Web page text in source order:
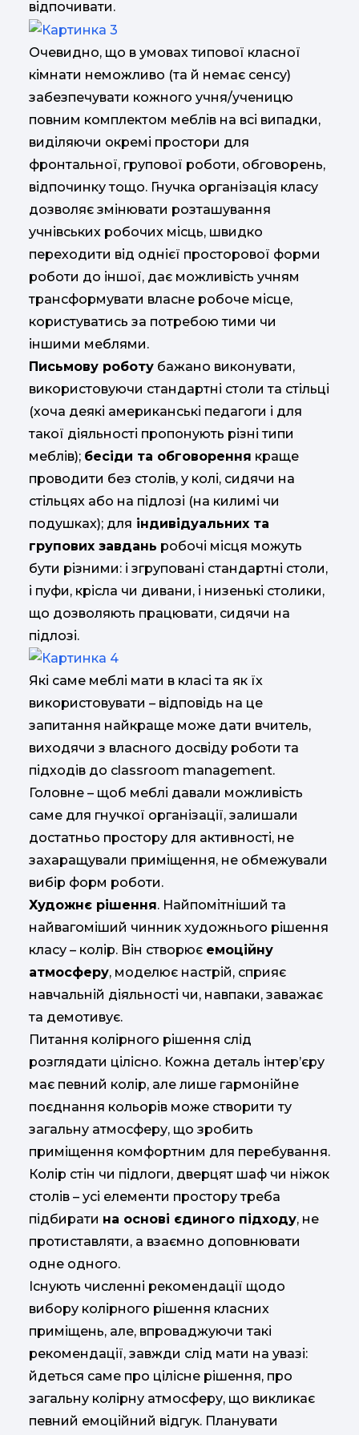
відпочивати.
Очевидно, що в умовах типової класної
кімнати неможливо (та й немає сенсу)
забезпечувати кожного учня/ученицю
повним комплектом меблів на всі випадки,
виділяючи окремі простори для
фронтальної, групової роботи, обговорень,
відпочинку тощо. Гнучка організація класу
дозволяє змінювати розташування
учнівських робочих місць, швидко
переходити від однієї просторової форми
роботи до іншої, дає можливість учням
трансформувати власне робоче місце,
користуватись за потребою тими чи
іншими меблями.
Письмову роботу бажано виконувати,
використовуючи стандартні столи та стільці
(хоча деякі американські педагоги і для
такої діяльності пропонують різні типи
меблів); бесіди та обговорення краще
проводити без столів, у колі, сидячи на
стільцях або на підлозі (на килимі чи
подушках); для індивідуальних та
групових завдань робочі місця можуть
бути різними: і згруповані стандартні столи,
і пуфи, крісла чи дивани, і низенькі столики,
що дозволяють працювати, сидячи на
підлозі.
Які саме меблі мати в класі та як їх
використовувати – відповідь на це
запитання найкраще може дати вчитель,
виходячи з власного досвіду роботи та
підходів до classroom management.
Головне – щоб меблі давали можливість
саме для гнучкої організації, залишали
достатньо простору для активності, не
захаращували приміщення, не обмежували
вибір форм роботи.
Художнє рішення. Найпомітніший та
найвагоміший чинник художнього рішення
класу – колір. Він створює емоційну
атмосферу, моделює настрій, сприяє
навчальній діяльності чи, навпаки, заважає
та демотивує.
Питання колірного рішення слід
розглядати цілісно. Кожна деталь інтер’єру
має певний колір, але лише гармонійне
поєднання кольорів може створити ту
загальну атмосферу, що зробить
приміщення комфортним для перебування.
Колір стін чи підлоги, дверцят шаф чи ніжок
столів – усі елементи простору треба
підбирати на основі єдиного підходу, не
протиставляти, а взаємно доповнювати
одне одного.
Існують численні рекомендації щодо
вибору колірного рішення класних
приміщень, але, впроваджуючи такі
рекомендації, завжди слід мати на увазі:
йдеться саме про цілісне рішення, про
загальну колірну атмосферу, що викликає
певний емоційний відгук. Планувати